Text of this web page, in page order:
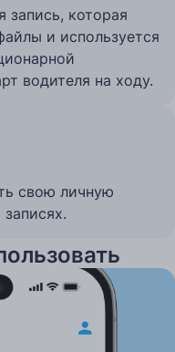
запись, которая
и используется
водителя на ходу.
свою личную